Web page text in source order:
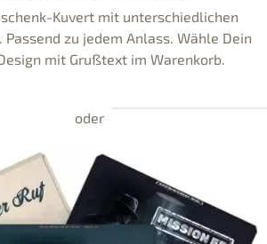
Kuvert mit unterschiedlichen
Passend zu jedem Anlass. Wähle Dein
mit Grußtext im Warenkorb.